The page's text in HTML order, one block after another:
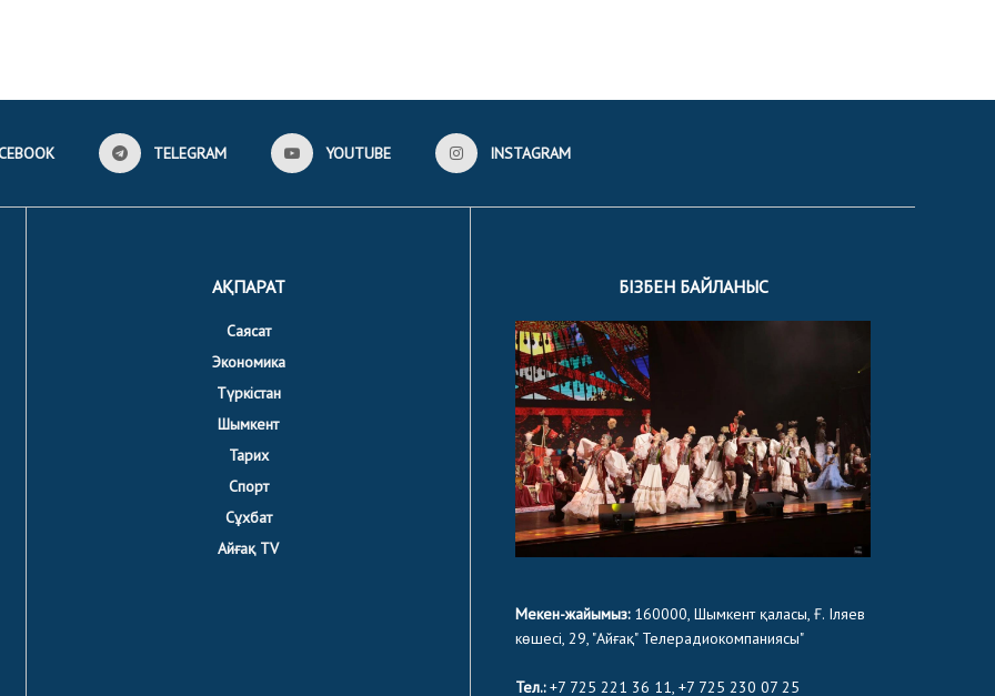
TELEGRAM YOUTUBE INSTAGRAM
АҚПАРАТ
Саясат
Экономика
Түркістан
Шымкент
Тарих
Спорт
Сұхбат
Айғақ TV
БІЗБЕН БАЙЛАНЫС
Мекен-жайымыз:160000, Шымкент қаласы, Ғ. Іляев
көшесі, 29, "Айғақ" Телерадиокомпаниясы"
Тел.:+7 725 221 36 11, +7 725 230 07 25